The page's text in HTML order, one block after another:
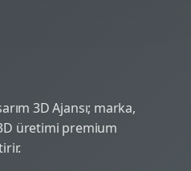
3D Ajansı; marka,
üretimi premium